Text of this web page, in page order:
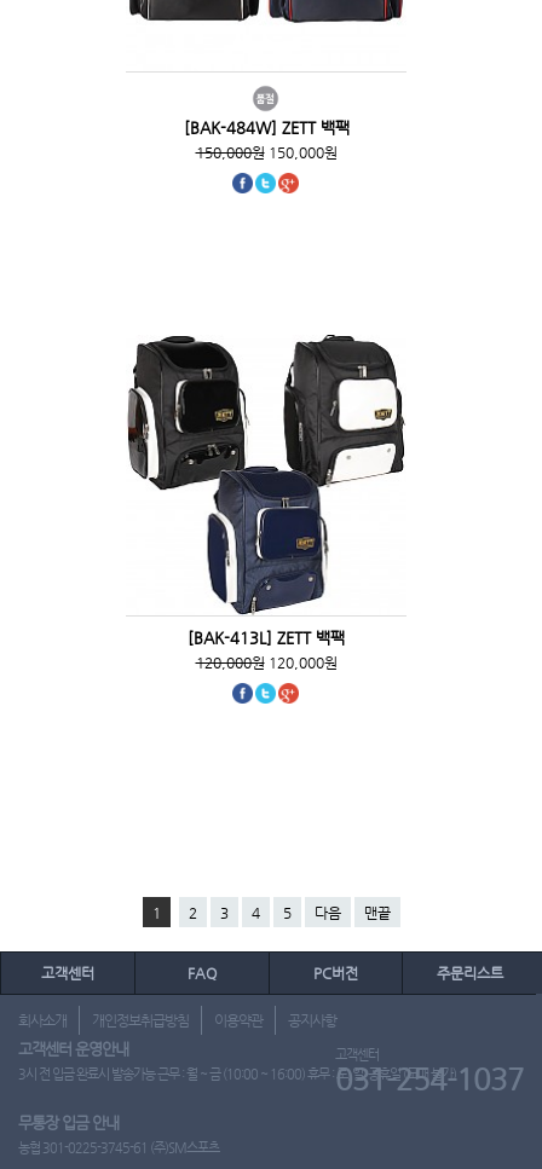
[BAK-484W] ZETT 백팩
150,000원150,000원
[BAK-413L] ZETT 백팩
120,000원120,000원
1 2 3 4 5 다음 맨끝
고객센터 FAQ PC버전 주문리스트
회사소개 개인정보취급방침 이용약관 공지사항
고객센터 운영안내
3시 전 입금 완료시 발송가능 근무 : 월 ~ 금 (10:00 ~ 16:00) 휴무 : 토, 일, 공휴일 (도매 불가)
고객센터
031-254-1037
무통장 입금 안내
농협 301-0225-3745-61 (주)SM스포츠